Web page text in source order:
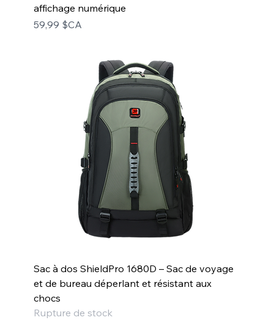
affichage numérique
Prix
59,99 $CA
Sac à dos ShieldPro 1680D – Sac de voyage
et de bureau déperlant et résistant aux
chocs
Rupture de stock